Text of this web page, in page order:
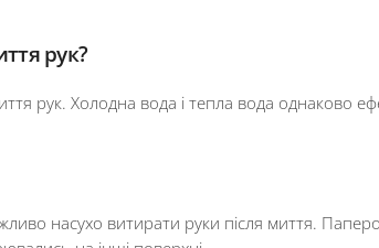
рук?
рук. Холодна вода і тепла вода однаково
насухо витирати руки після миття.